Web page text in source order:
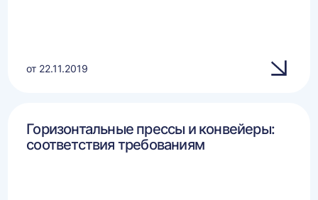
от 22.11.2019
Горизонтальные прессы и конвейеры:
соответствия требованиям